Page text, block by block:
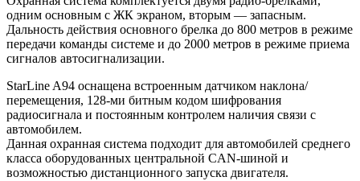
одним основным с ЖК экраном, вторым — запасным.
Дальность действия основного брелка до 800 метров в режиме
передачи команды системе и до 2000 метров в режиме приема
сигналов автосигнализации.
StarLine A94 оснащена встроенным датчиком наклона/
перемещения, 128-ми битным кодом шифрования
радиосигнала и постоянным контролем наличия связи с
автомобилем.
Данная охранная система подходит для автомобилей среднего
класса оборудованных центральной CAN-шиной и
возможностью дистанционного запуска двигателя.